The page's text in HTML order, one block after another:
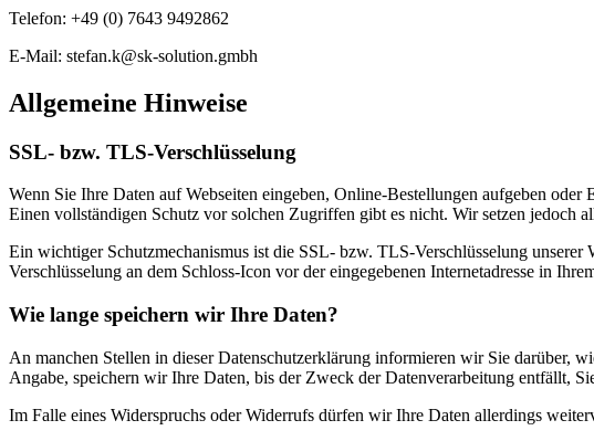
Telefon: +49 (0) 7643 9492862
E-Mail: stefan.k@sk-solution.gmbh
Allgemeine Hinweise
SSL- bzw. TLS-Verschlüsselung
Wenn Sie Ihre Daten auf Webseiten eingeben, Online-Bestellungen aufgeben
Einen vollständigen Schutz vor solchen Zugriffen gibt es nicht. Wir setzen jedoch
Ein wichtiger Schutzmechanismus ist die SSL- bzw. TLS-Verschlüsselung
Verschlüsselung an dem Schloss-Icon vor der eingegebenen Internetadresse in
Wie lange speichern wir Ihre Daten?
An manchen Stellen in dieser Datenschutzerklärung informieren wir Sie darüber,
Angabe, speichern wir Ihre Daten, bis der Zweck der Datenverarbeitung entfällt,
Im Falle eines Widerspruchs oder Widerrufs dürfen wir Ihre Daten allerdings